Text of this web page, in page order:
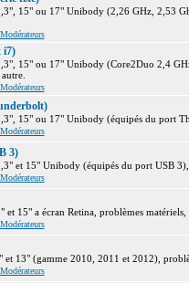
15" ou 17" Unibody (2,26 GHz, 2,53
i7)
15" ou 17" Unibody (Core2Duo 2,4
15" ou 17" Unibody (équipés du port
3)
et 15" Unibody (équipés du port USB
15" a écran Retina, problèmes matériels,
13" (gamme 2010, 2011 et 2012),